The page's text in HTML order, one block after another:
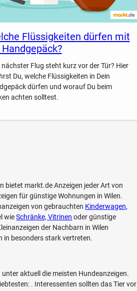
Flüssigkeiten dürfen mit
nächster Flug steht kurz vor der Tür? Hier
Du, welche Flüssigkeiten in Dein
dürfen und worauf Du beim
achten solltest.
bietet markt.de Anzeigen jeder Art von
für günstige Wohnungen in Wilen.
von gebrauchten Kinderwagen,
wieSchränke, Vitrinen oder günstige
der Nachbarn in Wilen
in besonders stark vertreten.
aktuell die meisten Hundeanzeigen.
. Interessenten sollten das Tier vor